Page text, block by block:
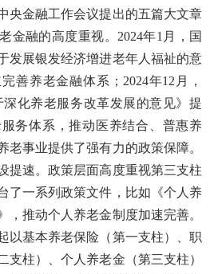
央金融工作会议提出的五篇大文章
金融的高度重视。2024年1月，国
发展银发经济增进老年人福祉的意
善养老金融体系；2024年12月，
深化养老服务改革发展的意见》提
务体系，推动医养结合、普惠养
老事业提供了强有力的政策保障。
提速。政策层面高度重视第三支柱
了一系列政策文件，比如《个人养
，推动个人养老金制度加速完善。
以基本养老保险（第一支柱）、职
支柱）、个人养老金（第三支柱）